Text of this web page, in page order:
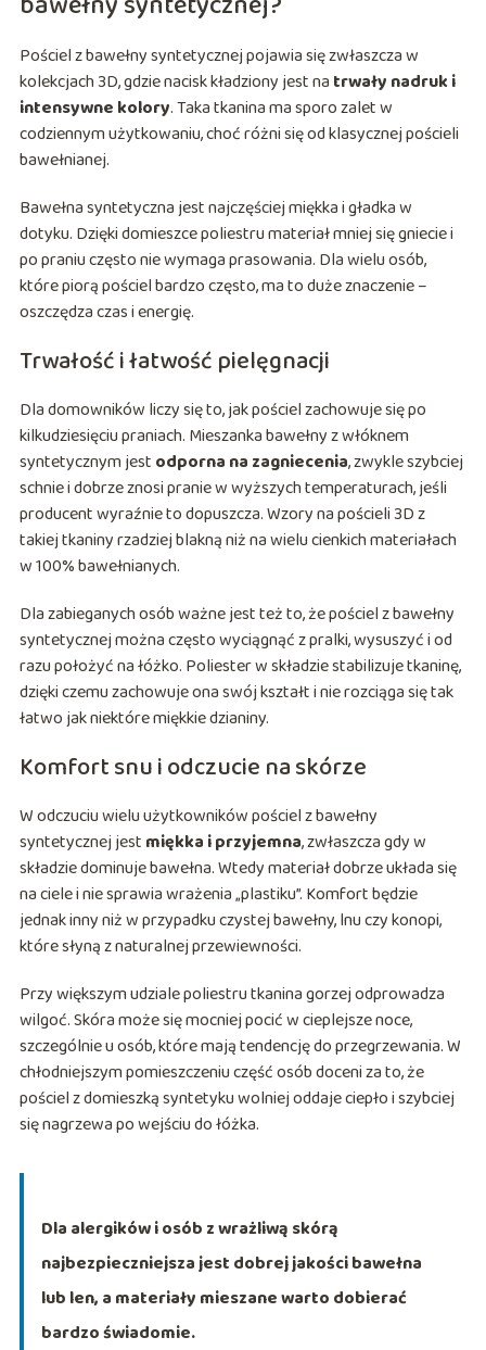
Pościel z bawełny syntetycznej pojawia się zwłaszcza w
kolekcjach 3D, gdzie nacisk kładziony jest na trwały nadruk i
intensywne kolory. Taka tkanina ma sporo zalet w
codziennym użytkowaniu, choć różni się od klasycznej pościeli
bawełnianej.
Bawełna syntetyczna jest najczęściej miękka i gładka w
dotyku. Dzięki domieszce poliestru materiał mniej się gniecie i
po praniu często nie wymaga prasowania. Dla wielu osób,
które piorą pościel bardzo często, ma to duże znaczenie –
oszczędza czas i energię.
Trwałość i łatwość pielęgnacji
Dla domowników liczy się to, jak pościel zachowuje się po
kilkudziesięciu praniach. Mieszanka bawełny z włóknem
syntetycznym jest odporna na zagniecenia, zwykle szybciej
schnie i dobrze znosi pranie w wyższych temperaturach, jeśli
producent wyraźnie to dopuszcza. Wzory na pościeli 3D z
takiej tkaniny rzadziej blakną niż na wielu cienkich materiałach
w 100% bawełnianych.
Dla zabieganych osób ważne jest też to, że pościel z bawełny
syntetycznej można często wyciągnąć z pralki, wysuszyć i od
razu położyć na łóżko. Poliester w składzie stabilizuje tkaninę,
dzięki czemu zachowuje ona swój kształt i nie rozciąga się tak
łatwo jak niektóre miękkie dzianiny.
Komfort snu i odczucie na skórze
W odczuciu wielu użytkowników pościel z bawełny
syntetycznej jest miękka i przyjemna, zwłaszcza gdy w
składzie dominuje bawełna. Wtedy materiał dobrze układa się
na ciele i nie sprawia wrażenia „plastiku”. Komfort będzie
jednak inny niż w przypadku czystej bawełny, lnu czy konopi,
które słyną z naturalnej przewiewności.
Przy większym udziale poliestru tkanina gorzej odprowadza
wilgoć. Skóra może się mocniej pocić w cieplejsze noce,
szczególnie u osób, które mają tendencję do przegrzewania. W
chłodniejszym pomieszczeniu część osób doceni za to, że
pościel z domieszką syntetyku wolniej oddaje ciepło i szybciej
się nagrzewa po wejściu do łóżka.
Dla alergików i osób z wrażliwą skórą
najbezpieczniejsza jest dobrej jakości bawełna
lub len, a materiały mieszane warto dobierać
bardzo świadomie.